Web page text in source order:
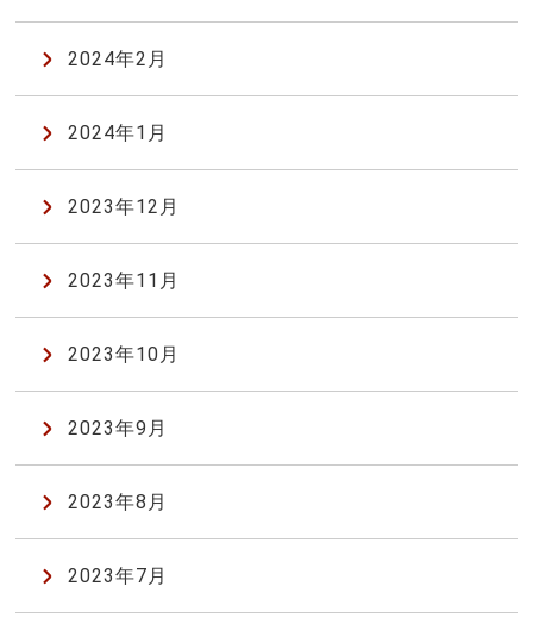
2024年2月
2024年1月
2023年12月
2023年11月
2023年10月
2023年9月
2023年8月
2023年7月